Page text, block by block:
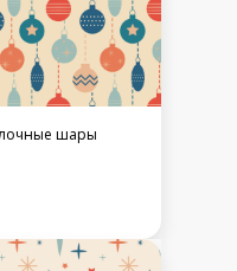
шары